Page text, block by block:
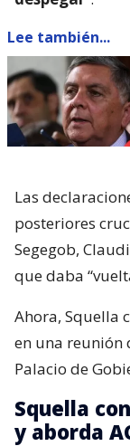
Lee también...
Las
posteriores
Segegob,
que daba
Ahora, Squella
en una reunión
Palacio de
Squella
y aborda